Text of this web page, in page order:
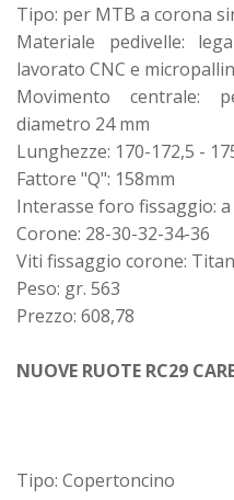
Tipo: per MTB a corona
Materiale pedivelle:
lavorato CNC e
Movimento centrale:
diametro 24 mm
Lunghezze: 170-172,5 -
Fattore "Q": 158mm
Interasse foro fissaggio:
Corone: 28-30-32-34-36
Viti fissaggio corone:
Peso: gr. 563
Prezzo: 608,78
NUOVE RUOTE RC29
Tipo: Copertoncino